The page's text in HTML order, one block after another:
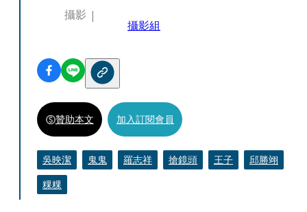
攝影
攝影組
贊助本文 加入訂閱會員
吳映潔 鬼鬼 羅志祥 搶鏡頭 王子
邱勝翊
粿粿